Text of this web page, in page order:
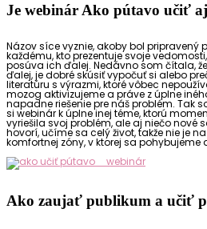
Je webinár Ako pútavo učiť
Názov síce vyznie, akoby bol pripravený
každému, kto prezentuje svoje
posúva ich ďalej. Nedávno som čítala,
ďalej, je dobré skúsiť vypočuť si alebo
literatúru s výrazmi, ktoré vôbec
mozog aktivizujeme a práve z úplne
napadne riešenie pre náš problém. Tak
si webinár k úplne inej téme, ktorú
vyriešila svoj problém, ale aj niečo nové
hovorí, učíme sa celý život, takže nie je
komfortnej zóny, v ktorej sa pohybujeme
Ako zaujať publikum a učiť